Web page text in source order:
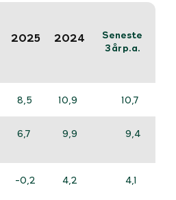
2025 2024
Seneste
3 år p.a.
8,5 10,9 10,7
6,7 9,9 9,4
-0,2 4,2 4,1